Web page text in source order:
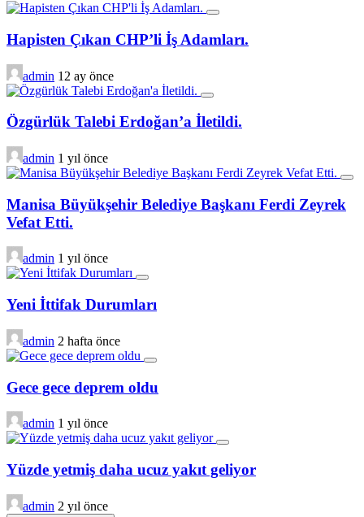
Hapisten Çıkan CHP’li İş Adamları.
admin 12 ay önce
Özgürlük Talebi Erdoğan’a İletildi.
admin 1 yıl önce
Manisa Büyükşehir Belediye Başkanı Ferdi Zeyrek
Vefat Etti.
admin 1 yıl önce
Yeni İttifak Durumları
admin 2 hafta önce
Gece gece deprem oldu
admin 1 yıl önce
Yüzde yetmiş daha ucuz yakıt geliyor
admin 2 yıl önce